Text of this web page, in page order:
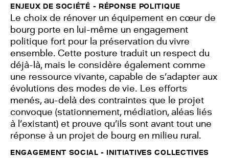
ENJEUX DE SOCIÉTÉ - RÉPONSE POLITIQUE
Le choix de rénover un équipement en cœur de
bourg porte en lui-même un engagement
politique fort pour la préservation du vivre
ensemble. Cette posture traduit un respect du
déjà-là, mais le considère également comme
une ressource vivante, capable de s’adapter aux
évolutions des modes de vie. Les efforts
menés, au-delà des contraintes que le projet
convoque (stationnement, médiation, aléas liés
à l’existant) et prouve qu’ils sont avant tout une
réponse à un projet de bourg en milieu rural.
ENGAGEMENT SOCIAL - INITIATIVES COLLECTIVES